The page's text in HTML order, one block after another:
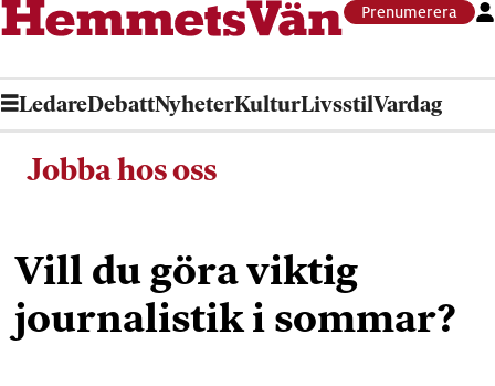
Prenumerera
LedareDebattNyheterKulturLivsstilVardag
Jobba
oss
Jobba hos oss
Vill du göra viktig
journalistik i sommar?